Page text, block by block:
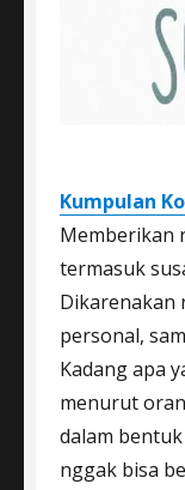
Kumpulan
Memberikan
termasuk
Dikarenakan
personal,
Kadang apa
menurut
dalam
nggak bisa